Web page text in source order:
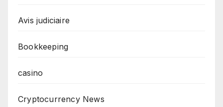
Avis judiciaire
Bookkeeping
casino
Cryptocurrency News